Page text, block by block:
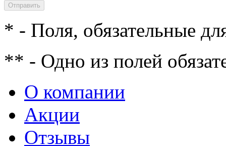
* - Поля, обязательные
** - Одно из полей
О компании
Акции
Отзывы